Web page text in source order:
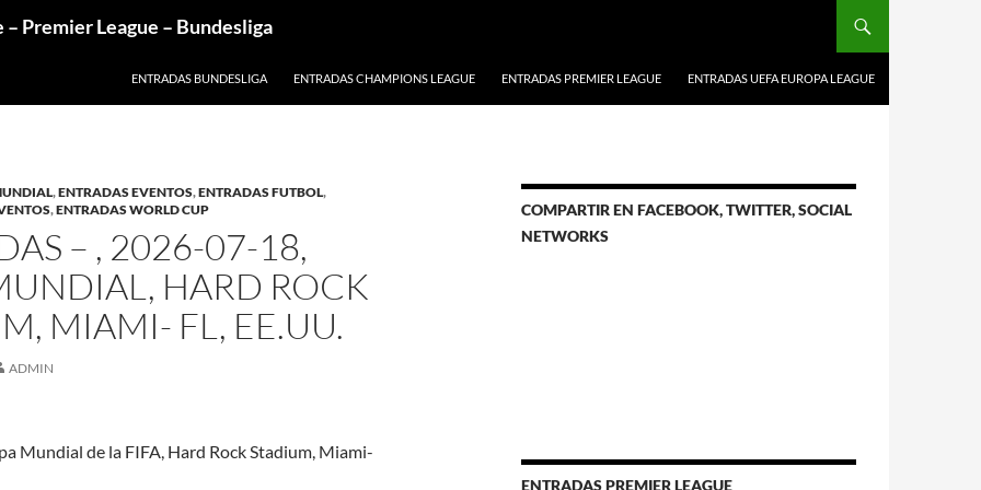
Premier League – Bundesliga
ENTRADAS BUNDESLIGA ENTRADAS CHAMPIONS LEAGUE ENTRADAS PREMIER LEAGUE ENTRADAS UEFA EUROPA LEAGUE
,ENTRADAS EVENTOS,ENTRADAS FUTBOL,
,ENTRADAS WORLD CUP
– , 2026-07-18,
HARD ROCK
MIAMI- FL, EE.UU.
ADMIN
Mundial de la FIFA, Hard Rock Stadium, Miami-
COMPARTIR EN FACEBOOK, TWITTER, SOCIAL
NETWORKS
ENTRADAS PREMIER LEAGUE